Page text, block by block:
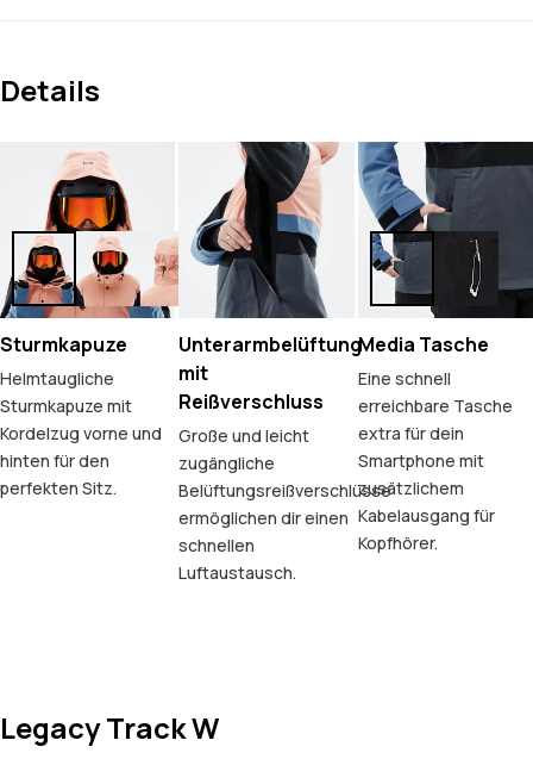
Details
Sturmkapuze
Helmtaugliche
Sturmkapuze mit
Kordelzug vorne und
hinten für den
perfekten Sitz.
Unterarmbelüftung
mit
Reißverschluss
Große und leicht
zugängliche
Belüftungsreißverschlüsse
ermöglichen dir einen
schnellen
Luftaustausch.
Media Tasche
Eine schnell
erreichbare Tasche
extra für dein
Smartphone mit
zusätzlichem
Kabelausgang für
Kopfhörer.
Legacy Track W